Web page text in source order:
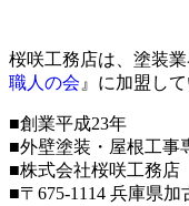
桜咲工務店は、塗装
職人の会』に加盟して
■創業平成23年
■外壁塗装・屋根工事
■株式会社桜咲工務店
■〒675-1114 兵庫県